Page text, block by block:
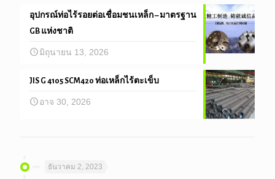
อุปกรณ์ท่อไร้รอยต่อเชื่อมชนเหล็ก – มาตรฐาน
GB แห่งชาติ
มิถุนายน 13, 2026
JIS G 4105 SCM420 ท่อเหล็กไร้ตะเข็บ
อาจ 30, 2026
ธันวาคม 2, 2023